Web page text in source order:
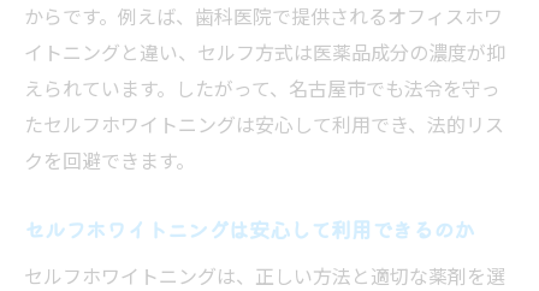
からです。例えば、歯科医院で提供されるオフィスホワ
イトニングと違い、セルフ方式は医薬品成分の濃度が抑
えられています。したがって、名古屋市でも法令を守っ
たセルフホワイトニングは安心して利用でき、法的リス
クを回避できます。
セルフホワイトニングは安心して利用できるのか
セルフホワイトニングは、正しい方法と適切な薬剤を選